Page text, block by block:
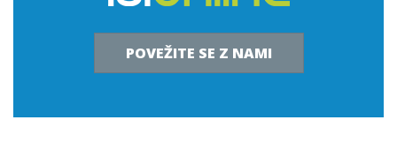
POVEŽITE SE Z NAMI